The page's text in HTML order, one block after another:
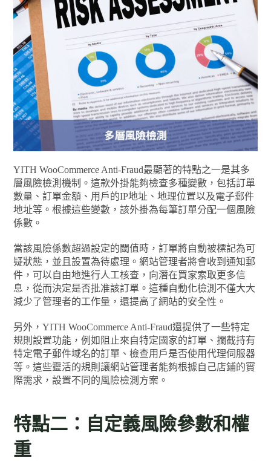
YITH WooCommerce Anti-Fraud最顯著的特點之一是其多
層風險檢測機制。這款外掛能夠檢查多種變數，包括訂單
數量、訂單金額、用戶的IP地址、地理位置以及電子郵件
地址等。根據這些變數，該外掛為每筆訂單分配一個風險
係數。
當該風險係數超過設定的閾值時，訂單將自動被標記為可
疑狀態，並且設置為待處理。網站管理者將會收到通知郵
件，可以自由地進行人工核查，向潛在買家索取更多信
息，從而決定是否批准該訂單。這種自動化檢測不僅大大
減少了管理者的工作量，還提高了網站的安全性。
另外，YITH WooCommerce Anti-Fraud還提供了一些特定
規則設置功能，例如阻止來自特定國家的訂單、攔截持有
特定電子郵件域名的訂單、檢查用戶是否使用代理伺服器
等。這些靈活的規則讓網站管理者能夠根據自己店鋪的實
際需求，設置不同的風險檢測方案。
特點二：自定義風險參數和權
重